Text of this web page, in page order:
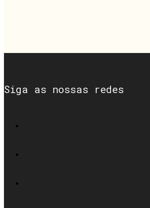
Siga as nossas redes